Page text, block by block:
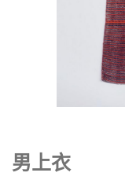
男上衣